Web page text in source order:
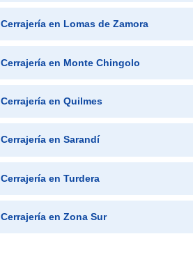
Cerrajería en Lomas de Zamora
Cerrajería en Monte Chingolo
Cerrajería en Quilmes
Cerrajería en Sarandí
Cerrajería en Turdera
Cerrajería en Zona Sur